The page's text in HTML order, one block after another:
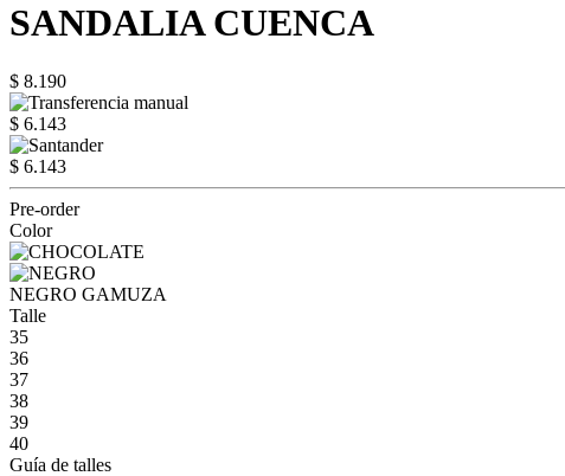
SANDALIA CUENCA
$ 8.190
$ 6.143
$ 6.143
Pre-order
Color
NEGRO GAMUZA
Talle
35
36
37
38
39
40
Guía de talles